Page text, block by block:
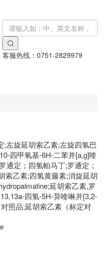
客服热线： 0751-2829979
;左旋延胡索乙素;左旋四氢巴
四甲氧基-6H-二苯并[a,g]喹
通定；四氢帕马丁;罗通定；
索乙素;四氢黄藤素;消旋延胡
延胡索乙素,罗
四氢-5H-异喹啉并[3,2-
照品;延胡索乙素（标定对